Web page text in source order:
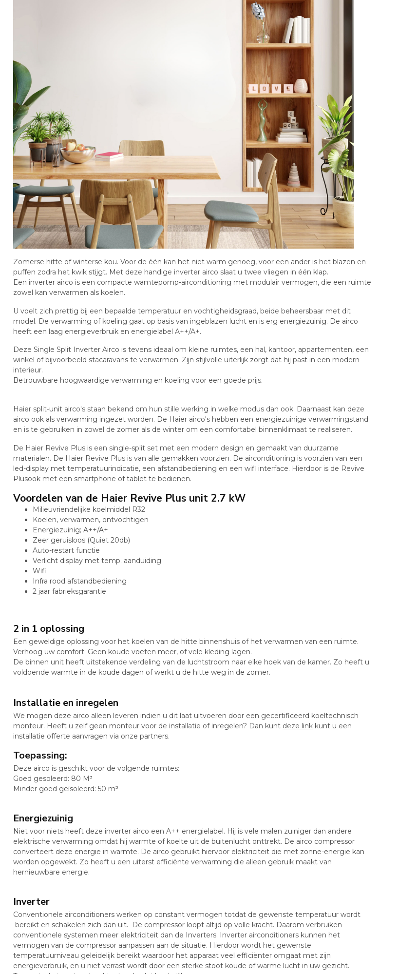
Zomerse hitte of winterse kou. Voor de één kan het niet warm genoeg, voor een ander is het blazen en
puffen zodra het kwik stijgt. Met deze handige inverter airco slaat u twee vliegen in één klap.
Een inverter airco is een compacte wamtepomp-airconditioning met modulair vermogen, die een ruimte
zowel kan verwarmen als koelen.
U voelt zich prettig bij een bepaalde temperatuur en vochtigheidsgraad, beide beheersbaar met dit
model. De verwarming of koeling gaat op basis van ingeblazen lucht en is erg energiezuinig. De airco
heeft een laag energieverbruik en energielabel A++/A+.
Deze Single Split Inverter Airco is tevens ideaal om kleine ruimtes, een hal, kantoor, appartementen, een
winkel of bijvoorbeeld stacaravans te verwarmen. Zijn stijlvolle uiterlijk zorgt dat hij past in een modern
interieur.
Betrouwbare hoogwaardige verwarming en koeling voor een goede prijs.
Haier split-unit airco's staan bekend om hun stille werking in welke modus dan ook. Daarnaast kan deze
airco ook als verwarming ingezet worden. De Haier airco's hebben een energiezuinige verwarmingstand
en is te gebruiken in zowel de zomer als de winter om een comfortabel binnenklimaat te realiseren.
De Haier Revive Plus is een single-split set met een modern design en gemaakt van duurzame
materialen. De Haier Revive Plus is van alle gemakken voorzien. De airconditioning is voorzien van een
led-display met temperatuurindicatie, een afstandbediening en een wifi interface. Hierdoor is de Revive
Plusook met een smartphone of tablet te bedienen.
Voordelen van de Haier Revive Plus unit 2.7 kW
Milieuvriendelijke koelmiddel R32
Koelen, verwarmen, ontvochtigen
Energiezuinig; A++/A+
Zeer geruisloos (Quiet 20db)
Auto-restart functie
Verlicht display met temp. aanduiding
Wifi
Infra rood afstandbediening
2 jaar fabrieksgarantie
2 in 1 oplossing
Een geweldige oplossing voor het koelen van de hitte binnenshuis of het verwarmen van een ruimte.
Verhoog uw comfort. Geen koude voeten meer, of vele kleding lagen.
De binnen unit heeft uitstekende verdeling van de luchtstroom naar elke hoek van de kamer. Zo heeft u
voldoende warmte in de koude dagen of werkt u de hitte weg in de zomer.
Installatie en inregelen
We mogen deze airco alleen leveren indien u dit laat uitvoeren door een gecertificeerd koeltechnisch
monteur. Heeft u zelf geen monteur voor de installatie of inregelen? Dan kunt deze link kunt u een
installatie offerte aanvragen via onze partners.
Toepassing:
Deze airco is geschikt voor de volgende ruimtes:​
Goed gesoleerd: 80 M³
Minder goed geïsoleerd: 50 m³
Energiezuinig
Niet voor niets heeft deze inverter airco een A++ energielabel. Hij is vele malen zuiniger dan andere
elektrische verwarming omdat hij warmte of koelte uit de buitenlucht onttrekt. De airco compressor
converteert deze energie in warmte. De airco gebruikt hiervoor elektriciteit die met zonne-energie kan
worden opgewekt. Zo heeft u een uiterst efficiënte verwarming die alleen gebruik maakt van
hernieuwbare energie.
Inverter
Conventionele airconditioners werken op constant vermogen totdat de gewenste temperatuur wordt
bereikt en schakelen zich dan uit. De compressor loopt altijd op volle kracht. Daarom verbruiken
conventionele systemen meer elektriciteit dan de Inverters. Inverter airconditioners kunnen het
vermogen van de compressor aanpassen aan de situatie. Hierdoor wordt het gewenste
temperatuurniveau geleidelijk bereikt waardoor het apparaat veel efficiënter omgaat met zijn
energieverbruik, en u niet verrast wordt door een sterke stoot koude of warme lucht in uw gezicht.